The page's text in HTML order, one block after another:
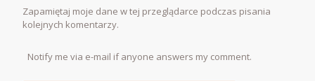
Zapamiętaj moje dane w tej przeglądarce podczas pisania
kolejnych komentarzy.
Notify me via e-mail if anyone answers my comment.